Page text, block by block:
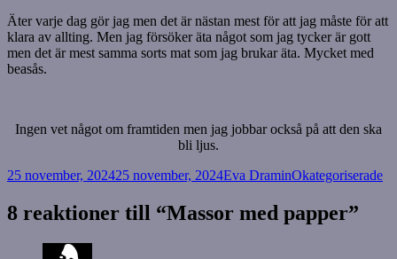
Äter varje dag gör jag men det är nästan mest för att jag måste för att
klara av allting. Men jag försöker äta något som jag tycker är gott
men det är mest samma sorts mat som jag brukar äta. Mycket med
beasås.
Ingen vet något om framtiden men jag jobbar också på att den ska
bli ljus.
Postat
25 november, 202425 november, 2024Författare
Eva DraminKategorier
Okategoriserade
8 reaktioner till “Massor med papper”